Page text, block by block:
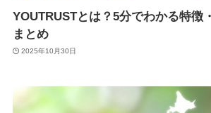
YOUTRUSTとは？5分でわかる特徴
まとめ
2025年10月30日